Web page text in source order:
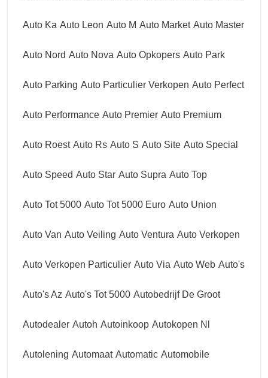
Auto Ka Auto Leon Auto M Auto Market Auto Master
Auto Nord Auto Nova Auto Opkopers Auto Park
Auto Parking Auto Particulier Verkopen Auto Perfect
Auto Performance Auto Premier Auto Premium
Auto Roest Auto Rs Auto S Auto Site Auto Special
Auto Speed Auto Star Auto Supra Auto Top
Auto Tot 5000 Auto Tot 5000 Euro Auto Union
Auto Van Auto Veiling Auto Ventura Auto Verkopen
Auto Verkopen Particulier Auto Via Auto Web Auto's
Auto's Az Auto's Tot 5000 Autobedrijf De Groot
Autodealer Autoh Autoinkoop Autokopen Nl
Autolening Automaat Automatic Automobile